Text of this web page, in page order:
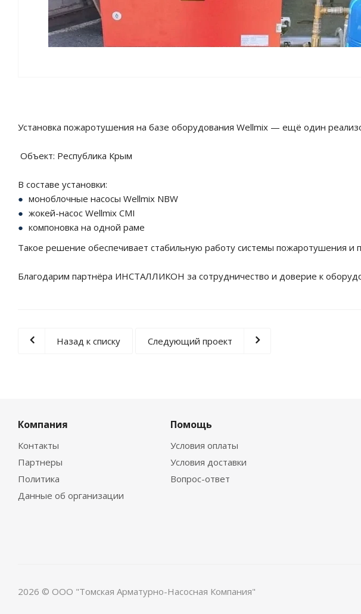
Установка пожаротушения на базе оборудования Wellmix — ещё один
Объект: Республика Крым
В составе установки:
моноблочные насосы Wellmix NBW
жокей-насос Wellmix CMI
компоновка на одной раме
Такое решение обеспечивает стабильную работу системы пожаротушения
Благодарим партнёра ИНСТАЛЛИКОН за сотрудничество и доверие к
Назад к списку Следующий проект
Компания
Контакты
Партнеры
Политика
Данные об организации
Помощь
Условия оплаты
Условия доставки
Вопрос-ответ
2026 © ООО "Томская Арматурно-Насосная Компания"